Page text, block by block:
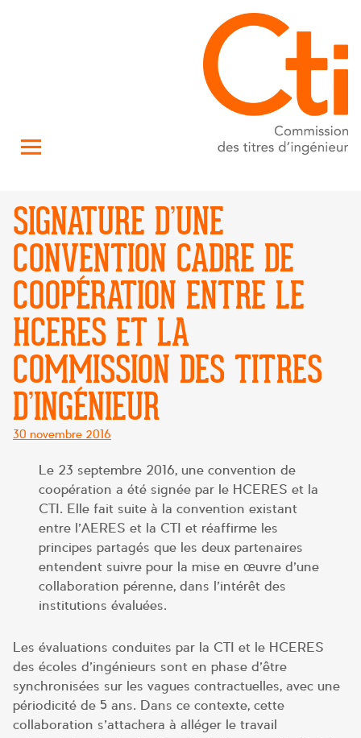
SIGNATURE D’UNE
CONVENTION CADRE DE
COOPÉRATION ENTRE LE
HCERES ET LA
COMMISSION DES TITRES
D’INGÉNIEUR
Posté
30 novembre 2016
Le 23 septembre 2016, une convention de
coopération a été signée par le HCERES et la
CTI. Elle fait suite à la convention existant
entre l’AERES et la CTI et réaffirme les
principes partagés que les deux partenaires
entendent suivre pour la mise en œuvre d’une
collaboration pérenne, dans l’intérêt des
institutions évaluées.
Les évaluations conduites par la CTI et le HCERES
des écoles d’ingénieurs sont en phase d’être
synchronisées sur les vagues contractuelles, avec une
périodicité de 5 ans. Dans ce contexte, cette
collaboration s’attachera à alléger le travail